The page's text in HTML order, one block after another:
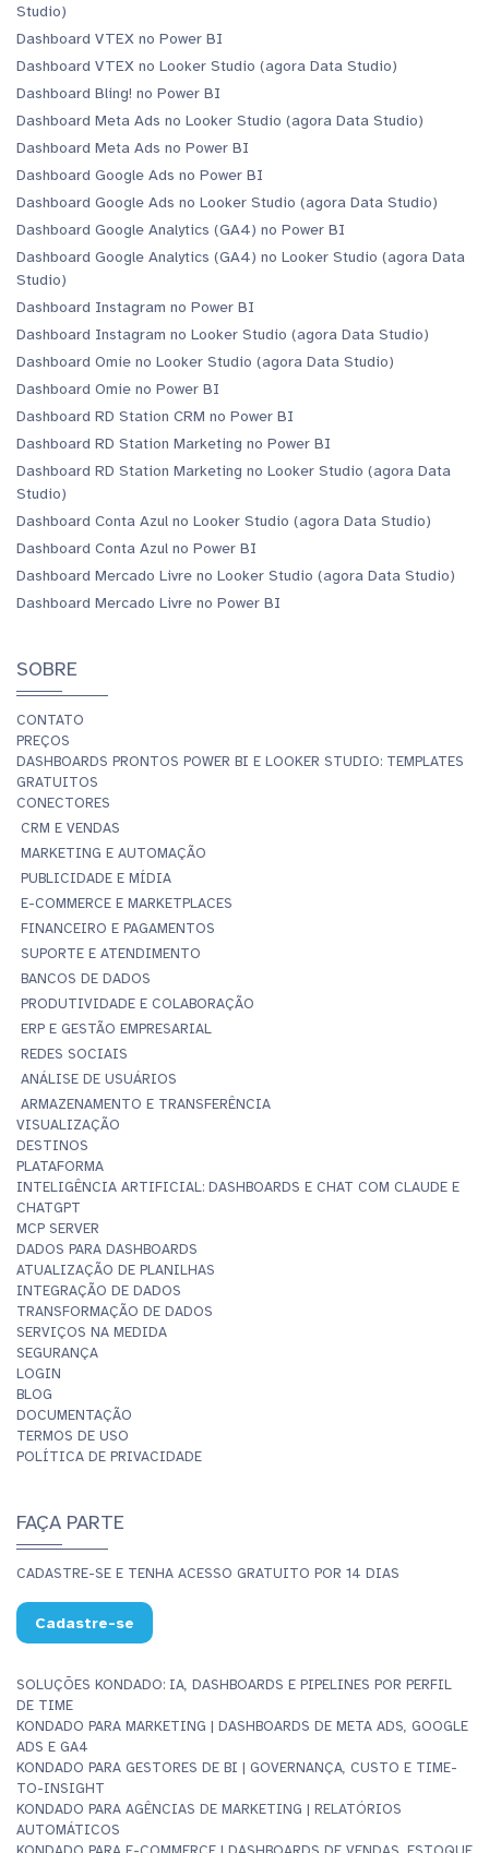
Studio)
Dashboard VTEX no Power BI
Dashboard VTEX no Looker Studio (agora Data Studio)
Dashboard Bling! no Power BI
Dashboard Meta Ads no Looker Studio (agora Data Studio)
Dashboard Meta Ads no Power BI
Dashboard Google Ads no Power BI
Dashboard Google Ads no Looker Studio (agora Data Studio)
Dashboard Google Analytics (GA4) no Power BI
Dashboard Google Analytics (GA4) no Looker Studio (agora Data
Studio)
Dashboard Instagram no Power BI
Dashboard Instagram no Looker Studio (agora Data Studio)
Dashboard Omie no Looker Studio (agora Data Studio)
Dashboard Omie no Power BI
Dashboard RD Station CRM no Power BI
Dashboard RD Station Marketing no Power BI
Dashboard RD Station Marketing no Looker Studio (agora Data
Studio)
Dashboard Conta Azul no Looker Studio (agora Data Studio)
Dashboard Conta Azul no Power BI
Dashboard Mercado Livre no Looker Studio (agora Data Studio)
Dashboard Mercado Livre no Power BI
SOBRE
CONTATO
PREÇOS
DASHBOARDS PRONTOS POWER BI E LOOKER STUDIO: TEMPLATES
GRATUITOS
CONECTORES
CRM E VENDAS
MARKETING E AUTOMAÇÃO
PUBLICIDADE E MÍDIA
E-COMMERCE E MARKETPLACES
FINANCEIRO E PAGAMENTOS
SUPORTE E ATENDIMENTO
BANCOS DE DADOS
PRODUTIVIDADE E COLABORAÇÃO
ERP E GESTÃO EMPRESARIAL
REDES SOCIAIS
ANÁLISE DE USUÁRIOS
ARMAZENAMENTO E TRANSFERÊNCIA
VISUALIZAÇÃO
DESTINOS
PLATAFORMA
INTELIGÊNCIA ARTIFICIAL: DASHBOARDS E CHAT COM CLAUDE E
CHATGPT
MCP SERVER
DADOS PARA DASHBOARDS
ATUALIZAÇÃO DE PLANILHAS
INTEGRAÇÃO DE DADOS
TRANSFORMAÇÃO DE DADOS
SERVIÇOS NA MEDIDA
SEGURANÇA
LOGIN
BLOG
DOCUMENTAÇÃO
TERMOS DE USO
POLÍTICA DE PRIVACIDADE
FAÇA PARTE
CADASTRE-SE E TENHA ACESSO GRATUITO POR 14 DIAS
Cadastre-se
SOLUÇÕES KONDADO: IA, DASHBOARDS E PIPELINES POR PERFIL
DE TIME
KONDADO PARA MARKETING | DASHBOARDS DE META ADS, GOOGLE
ADS E GA4
KONDADO PARA GESTORES DE BI | GOVERNANÇA, CUSTO E TIME-
TO-INSIGHT
KONDADO PARA AGÊNCIAS DE MARKETING | RELATÓRIOS
AUTOMÁTICOS